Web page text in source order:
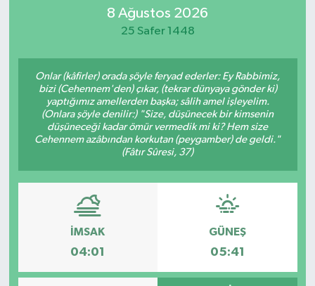
8 Ağustos 2026
25 Safer 1448
Onlar (kâfirler) orada şöyle feryad ederler: Ey Rabbimiz,
bizi (Cehennem'den) çıkar, (tekrar dünyaya gönder ki)
yaptığımız amellerden başka; sâlih amel işleyelim.
(Onlara şöyle denilir:) "Size, düşünecek bir kimsenin
düşüneceği kadar ömür vermedik mi ki? Hem size
Cehennem azâbından korkutan (peygamber) de geldi."
(Fâtır Sûresi, 37)
İMSAK
04:01
GÜNEŞ
05:41
Mersin
Mersin Tarihi
Özel Haber
Politika
Resmi İlan
Spor